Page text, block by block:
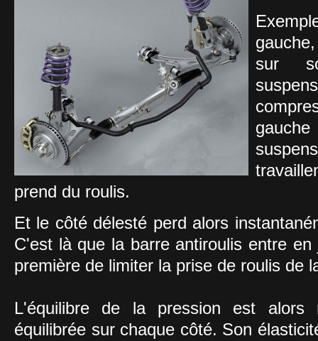
sur
prend du roulis.
Et le côté délesté perd alors
C'est là que la barre antiroulis entre
première de limiter la prise de roulis de
L'équilibre de la pression est alors
équilibrée sur chaque côté. Son